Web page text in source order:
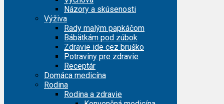
Názory a skúsenosti
Výživa
Rady malým papkáčom
Bábätkám pod zúbok
Zdravie ide cez bruško
Potraviny pre zdravie
Receptár
Domáca medicína
Rodina
Rodina a zdravie